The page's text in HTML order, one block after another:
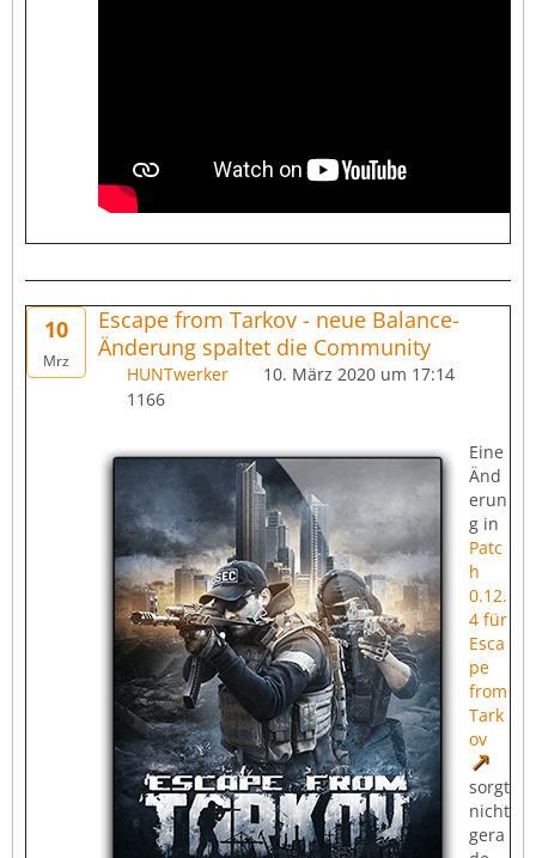
10
Mrz
Escape from Tarkov - neue Balance-
Änderung spaltet die Community
HUNTwerker
10. März 2020 um 17:14
1166
Eine
Änd
erun
g in
Patc
h
0.12.
4 für
Esca
pe
from
Tark
ov
sorgt
nicht
gera